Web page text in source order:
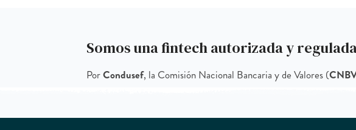
Somos una fintech autorizada y
PorCondusef, la Comisión Nacional Bancaria y de Valores (